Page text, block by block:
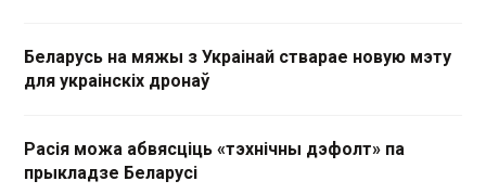
Беларусь на мяжы з Украінай стварае новую мэту
для украінскіх дронаў
Расія можа абвясціць «тэхнічны дэфолт» па
прыкладзе Беларусі